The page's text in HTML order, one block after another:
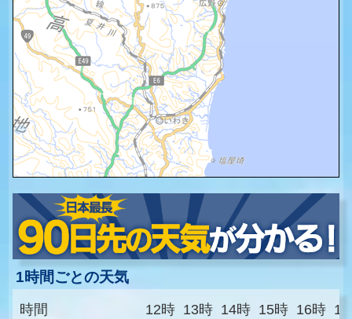
1時間ごとの天気
時間
12時 13時 14時 15時 16時